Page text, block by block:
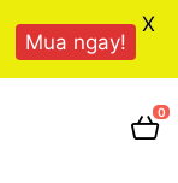
0
Mua ngay!
X